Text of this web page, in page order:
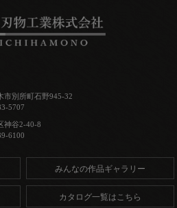
別所町石野945-32
5707
神谷2-40-8
6100
みんなの作品ギャラリー
カタログ一覧はこちら